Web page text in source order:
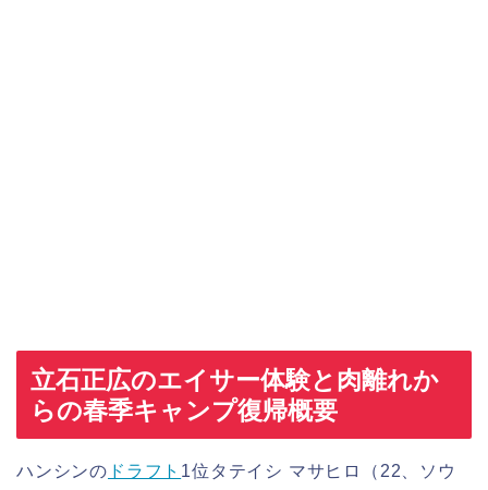
立石正広のエイサー体験と肉離れか
らの春季キャンプ復帰概要
ハンシンの ドラフト 1位タテイシ マサヒロ（22、ソウ